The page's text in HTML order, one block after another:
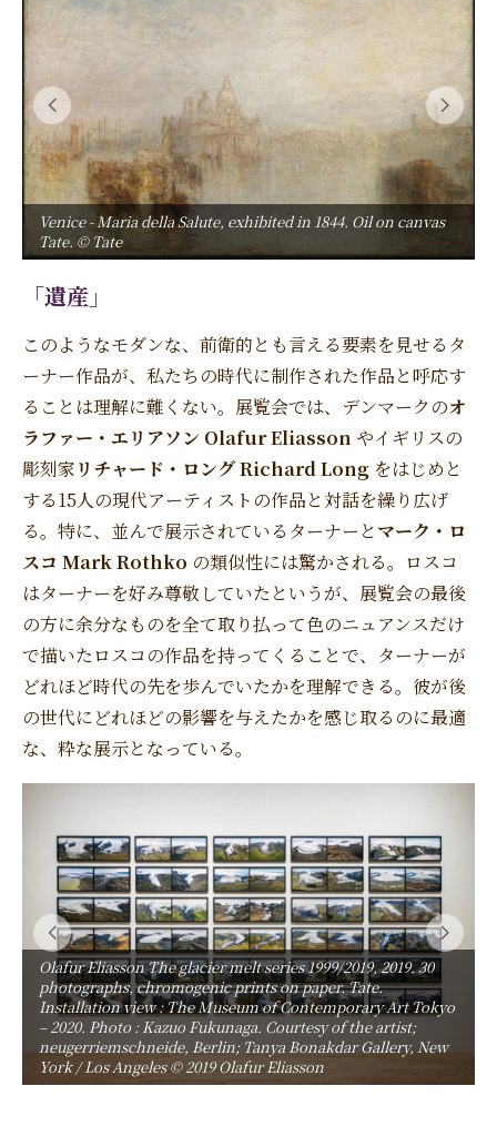
Venice - Maria della Salute, exhibited in 1844. Oil on canvas
Tate. © Tate
「遺産」
このようなモダンな、前衛的とも言える要素を見せるタ
ーナー作品が、私たちの時代に制作された作品と呼応す
ることは理解に難くない。展覧会では、デンマークのオ
ラファー・エリアソン Olafur Eliasson やイギリスの
彫刻家リチャード・ロング Richard Long をはじめと
する15人の現代アーティストの作品と対話を繰り広げ
る。特に、並んで展示されているターナーとマーク・ロ
スコ Mark Rothko の類似性には驚かされる。ロスコ
はターナーを好み尊敬していたというが、展覧会の最後
の方に余分なものを全て取り払って色のニュアンスだけ
で描いたロスコの作品を持ってくることで、ターナーが
どれほど時代の先を歩んでいたかを理解できる。彼が後
の世代にどれほどの影響を与えたかを感じ取るのに最適
な、粋な展示となっている。
Olafur Eliasson The glacier melt series 1999/2019, 2019. 30
photographs, chromogenic prints on paper. Tate.
Installation view : The Museum of Contemporary Art Tokyo
– 2020. Photo : Kazuo Fukunaga. Courtesy of the artist;
neugerriemschneide, Berlin; Tanya Bonakdar Gallery, New
York / Los Angeles © 2019 Olafur Eliasson